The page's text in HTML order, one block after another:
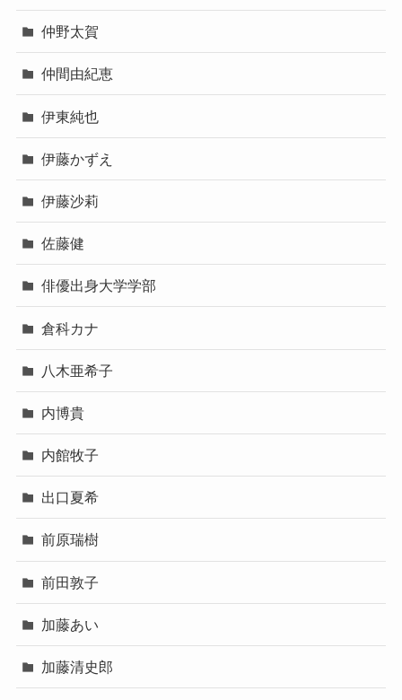
仲野太賀
仲間由紀恵
伊東純也
伊藤かずえ
伊藤沙莉
佐藤健
俳優出身大学学部
倉科カナ
八木亜希子
内博貴
内館牧子
出口夏希
前原瑞樹
前田敦子
加藤あい
加藤清史郎